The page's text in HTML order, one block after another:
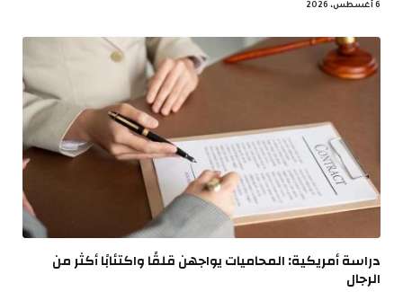
6 أغسطس، 2026
دراسة أمريكية: المحاميات يواجهن قلقًا واكتئابًا أكثر من
الرجال